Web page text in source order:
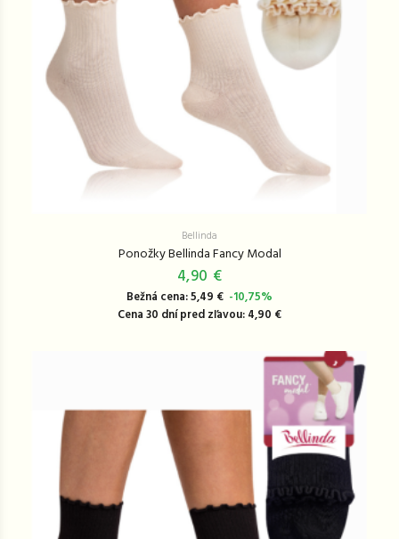
Bellinda
Ponožky Bellinda Fancy Modal
4,90 €
Bežná cena: 5,49 € -10,75%
Cena 30 dní pred zľavou: 4,90 €